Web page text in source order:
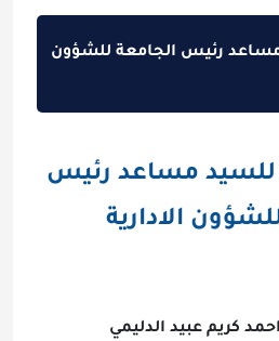
رئيس الجامعة للشؤون
للسيد مساعد رئيس
الادارية
احمد كريم عبيد الدليمي